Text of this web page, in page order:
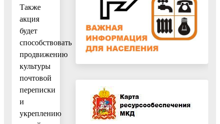
Также
акция
будет
способствовать
продвижению
культуры
почтовой
переписки
и
укреплению